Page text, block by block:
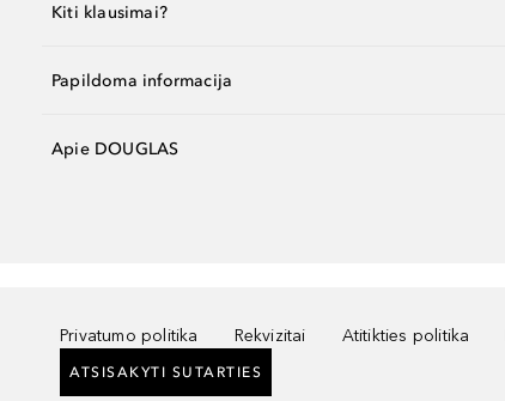
Kiti klausimai?
Papildoma informacija
Apie DOUGLAS
Privatumo politika Rekvizitai Atitikties politika
ATSISAKYTI SUTARTIES